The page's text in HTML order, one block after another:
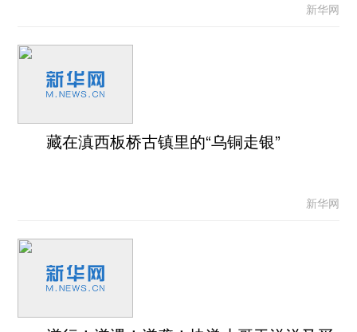
新华网
藏在滇西板桥古镇里的“乌铜走银”
新华网